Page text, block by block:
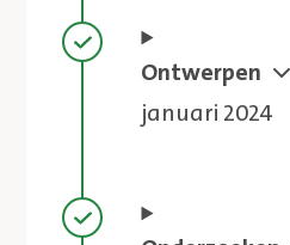
Stap voltooid
Ontwerpen
januari 2024